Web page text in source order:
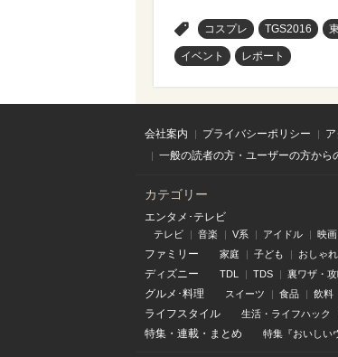
コスプレ TGS2016
イベント レポート
会社案内 プライバシーポリシー
一般の読者の方・ユーザーの方から
カテゴリー
エンタメ･テレビ
テレビ 音楽 V系 アイドル 映画
ファミリー 家庭 子ども おしゃれ
ディズニー TDL TDS 裏ワザ・
グルメ･料理 スイーツ 食品 飲料
ライフスタイル 生活・ライフハック
特集 ・ 連載 ・ まとめ 特集『おいしい